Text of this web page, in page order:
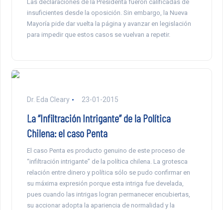
Las declaraciones de la Presidenta fueron calificadas de
insuficientes desde la oposición. Sin embargo, la Nueva
Mayoría pide dar vuelta la página y avanzar en legislación
para impedir que estos casos se vuelvan a repetir.
Dr. Eda Cleary 23-01-2015
La “Infiltración Intrigante” de la Política
Chilena: el caso Penta
El caso Penta es producto genuino de este proceso de
“infiltración intrigante” de la política chilena. La grotesca
relación entre dinero y política sólo se pudo confirmar en
su máxima expresión porque esta intriga fue develada,
pues cuando las intrigas logran permanecer encubiertas,
su accionar adopta la apariencia de normalidad y la